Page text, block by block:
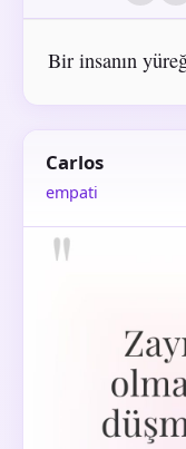
Bir insanın
Carlos
empati